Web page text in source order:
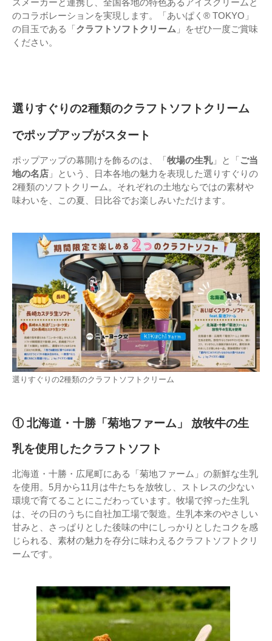
のコラボレーションを実現します。「あいぱく® TOKYO」
の目玉である「クラフトソフトクリーム 」をぜひ一度ご賞味
ください。
選りすぐりの2種類のクラフトソフトクリーム
でポップアップがスタート
ポップアップの幕開けを飾るのは、「牧場の生乳」と「ご当
地の名店 」という、日本各地の魅力を表現した選りすぐりの
2種類のソフトクリーム。それぞれの土地ならではの素材や
味わいを、この夏、日比谷でお楽しみいただけます。
選りすぐりの2種類のクラフトソフトクリーム
① 北海道・十勝「菊地ファーム」 放牧牛の生
乳を使用したクラフトソフト
北海道・十勝・広尾町にある「菊地ファーム」の新鮮な生乳
を使用。5月から11月は牛たちを放牧し、ストレスの少ない
環境で育てることにこだわっています。牧場で搾った生乳
は、その日のうちに自社加工場で製造。生乳本来のやさしい
甘みと、さっぱりとした後味の中にしっかりとしたコクを感
じられる、素材の魅力を存分に味わえるクラフトソフトクリ
ームです。